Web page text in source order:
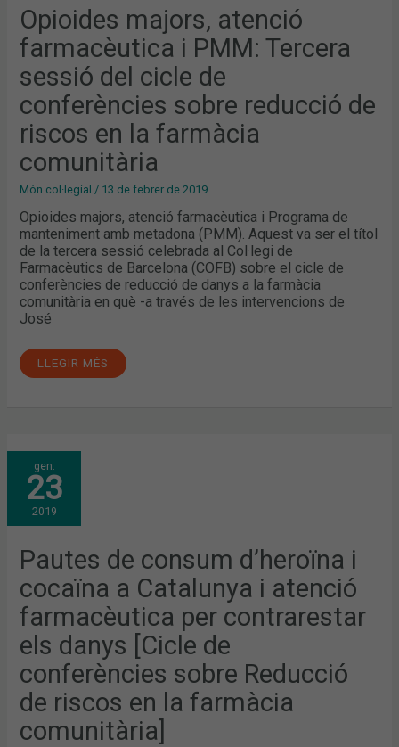
Opioides majors, atenció
farmacèutica i PMM: Tercera
sessió del cicle de
conferències sobre reducció de
riscos en la farmàcia
comunitària
Món col·legial / 13 de febrer de 2019
Opioides majors, atenció farmacèutica i Programa de
manteniment amb metadona (PMM). Aquest va ser el títol
de la tercera sessió celebrada al Col·legi de
Farmacèutics de Barcelona (COFB) sobre el cicle de
conferències de reducció de danys a la farmàcia
comunitària en què -a través de les intervencions de
José
DEL
CICLE
DE
CONFERÈNCIES
SOBRE
REDUCCIÓ
DE
RISCOS
EN
LA
COMUNITÀRIA
LLEGIR MÉS
gen.
23
2019
Pautes de consum d’heroïna i
cocaïna a Catalunya i atenció
farmacèutica per contrarestar
els danys [Cicle de
conferències sobre Reducció
de riscos en la farmàcia
comunitària]
PAUTES
DE
CONSUM
D’HEROÏNA
I
COCAÏNA
A
ATENCIÓ
FARMACÈUTICA
PER
CONTRARESTAR
DANYS
[CICLE
DE
CONFERÈNCIES
SOBRE
REDUCCIÓ
DE
RISCOS
EN
LA
FARMÀCIA